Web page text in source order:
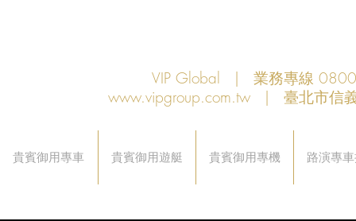
VIP Global | 業務專線
www.vipgroup.com.tw | 臺北市信
貴賓御用專車 貴賓御用遊艇 貴賓御用專機 路演專